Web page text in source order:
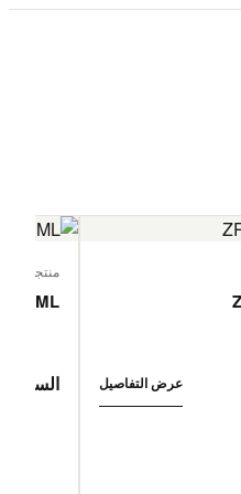
عرض التفاصيل
منتجات Royal Smells
ML
السعر